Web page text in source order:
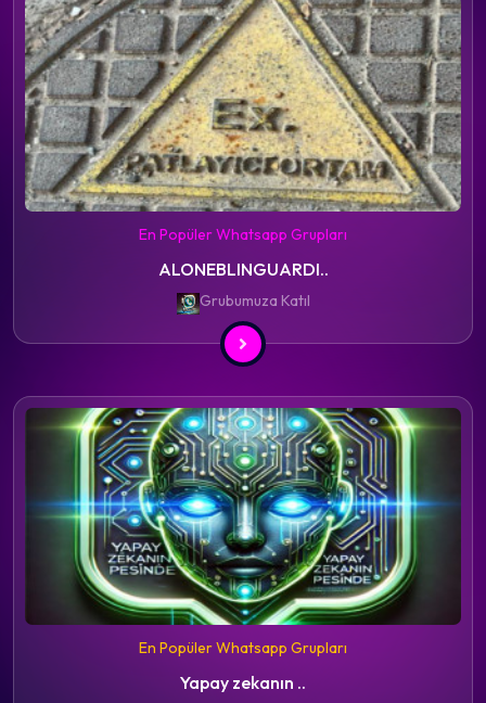
En Popüler Whatsapp Grupları
ALONEBLINGUARDI..
Grubumuza Katıl
En Popüler Whatsapp Grupları
Yapay zekanın ..